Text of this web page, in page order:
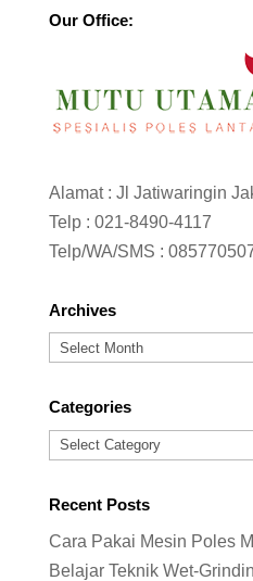
Our Office:
Alamat : Jl Jatiwaringin
Telp : 021-8490-4117
Telp/WA/SMS :
Archives
Archives
Categories
Categories
Recent Posts
Cara Pakai Mesin Poles
Belajar Teknik Wet-